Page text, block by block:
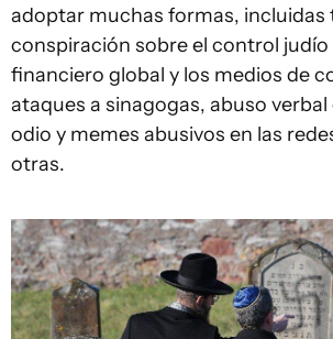
adoptar muchas formas, incluidas
conspiración sobre el control judío
financiero global y los medios de
ataques a sinagogas, abuso
odio y memes abusivos en las
otras.